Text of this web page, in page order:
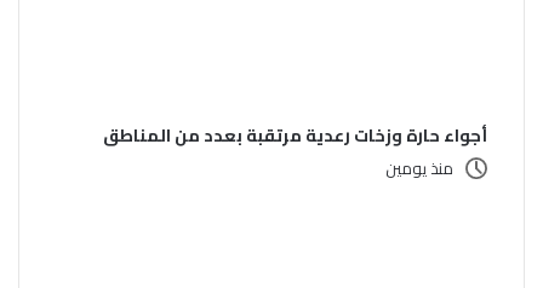
أجواء حارة وزخات رعدية مرتقبة بعدد من المناطق
منذ يومين